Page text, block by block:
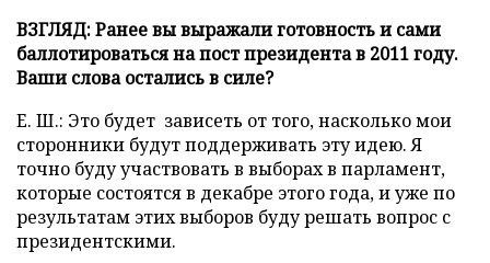
ВЗГЛЯД:Ранее вы выражали готовность и сами
баллотироваться на пост президента в 2011 году.
Ваши слова остались в силе?
Е. Ш.: Это будет зависеть от того, насколько мои
сторонники будут поддерживать эту идею. Я
точно буду участвовать в выборах в парламент,
которые состоятся в декабре этого года, и уже по
результатам этих выборов буду решать вопрос с
президентскими.